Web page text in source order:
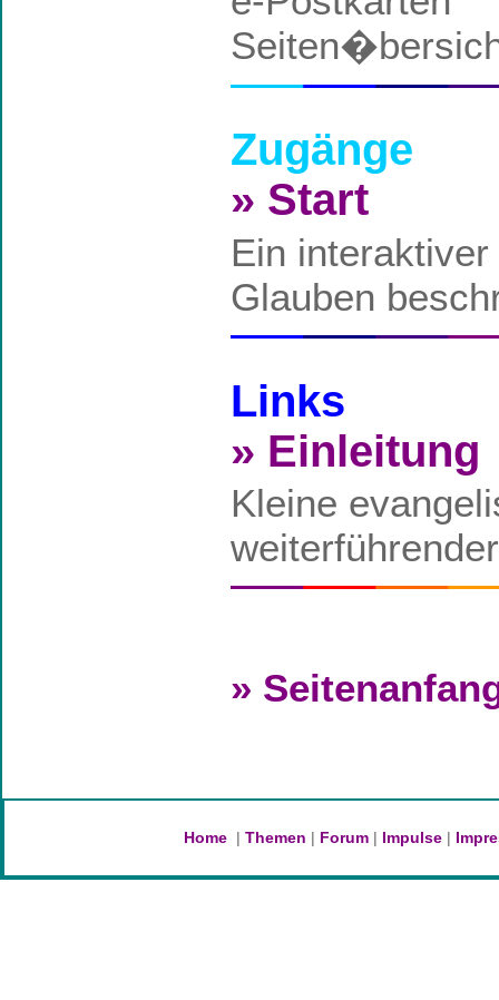
Zugänge
» Start
Ein
Glauben
Links
» Einleitung
Kleine
»
Home | Themen | Forum | Impulse |